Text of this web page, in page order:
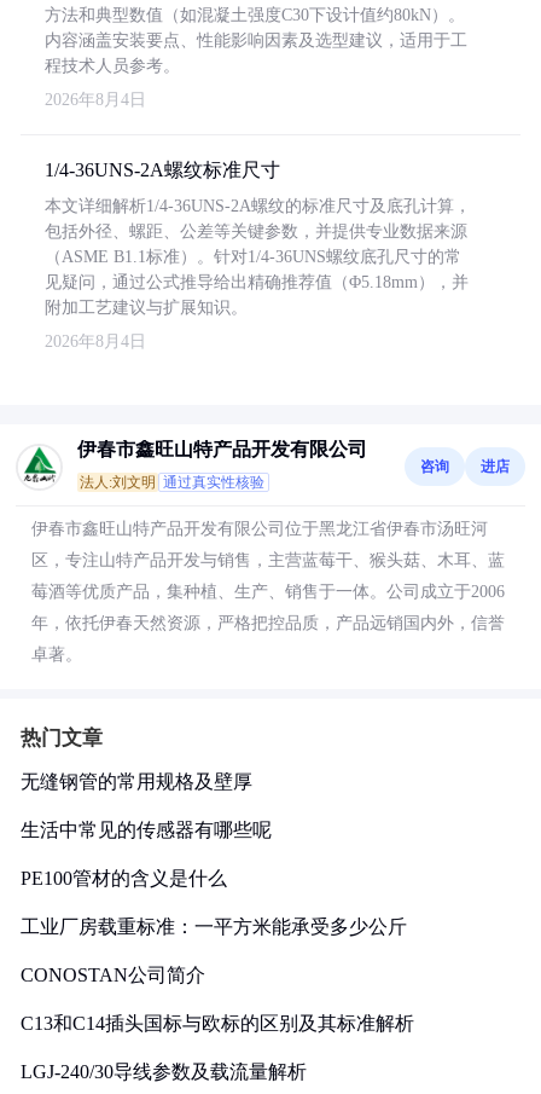
方法和典型数值（如混凝土强度C30下设计值约80kN）。
内容涵盖安装要点、性能影响因素及选型建议，适用于工
程技术人员参考。
2026年8月4日
1/4-36UNS-2A螺纹标准尺寸
本文详细解析1/4-36UNS-2A螺纹的标准尺寸及底孔计算，
包括外径、螺距、公差等关键参数，并提供专业数据来源
（ASME B1.1标准）。针对1/4-36UNS螺纹底孔尺寸的常
见疑问，通过公式推导给出精确推荐值（Φ5.18mm），并
附加工艺建议与扩展知识。
2026年8月4日
伊春市鑫旺山特产品开发有限公司
法人:刘文明 通过真实性核验
咨询 进店
伊春市鑫旺山特产品开发有限公司位于黑龙江省伊春市汤旺河
区，专注山特产品开发与销售，主营蓝莓干、猴头菇、木耳、蓝
莓酒等优质产品，集种植、生产、销售于一体。公司成立于2006
年，依托伊春天然资源，严格把控品质，产品远销国内外，信誉
卓著。
热门文章
无缝钢管的常用规格及壁厚
生活中常见的传感器有哪些呢
PE100管材的含义是什么
工业厂房载重标准：一平方米能承受多少公斤
CONOSTAN公司简介
C13和C14插头国标与欧标的区别及其标准解析
LGJ-240/30导线参数及载流量解析